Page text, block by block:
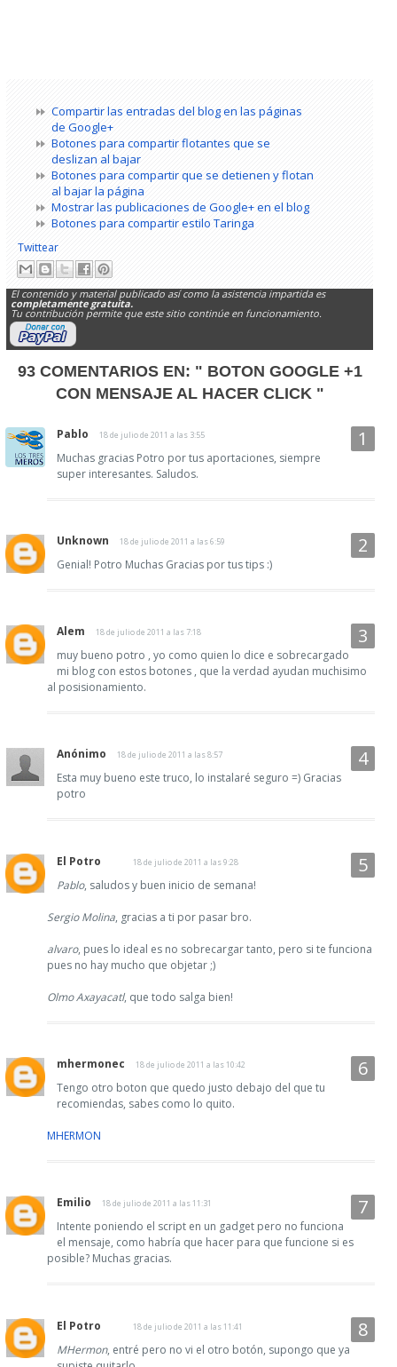
Compartir las entradas del blog en las páginas
de Google+
Botones para compartir flotantes que se
deslizan al bajar
Botones para compartir que se detienen y flotan
al bajar la página
Mostrar las publicaciones de Google+ en el blog
Botones para compartir estilo Taringa
Twittear
El contenido y material publicado así como la asistencia impartida es
completamente gratuita.
Tu contribución permite que este sitio continúe en funcionamiento.
93 COMENTARIOS EN: " BOTON GOOGLE +1
CON MENSAJE AL HACER CLICK "
Pablo 18 de julio de 2011 a las 3:55
Muchas gracias Potro por tus aportaciones, siempre
super interesantes. Saludos.
Unknown 18 de julio de 2011 a las 6:59
Genial! Potro Muchas Gracias por tus tips :)
Alem 18 de julio de 2011 a las 7:18
muy bueno potro , yo como quien lo dice e sobrecargado
mi blog con estos botones , que la verdad ayudan muchisimo
al posisionamiento.
Anónimo 18 de julio de 2011 a las 8:57
Esta muy bueno este truco, lo instalaré seguro =) Gracias
potro
El Potro 18 de julio de 2011 a las 9:28
Pablo, saludos y buen inicio de semana!
Sergio Molina, gracias a ti por pasar bro.
alvaro, pues lo ideal es no sobrecargar tanto, pero si te funciona
pues no hay mucho que objetar ;)
Olmo Axayacatl, que todo salga bien!
mhermonec 18 de julio de 2011 a las 10:42
Tengo otro boton que quedo justo debajo del que tu
recomiendas, sabes como lo quito.
MHERMON
Emilio 18 de julio de 2011 a las 11:31
Intente poniendo el script en un gadget pero no funciona
el mensaje, como habría que hacer para que funcione si es
posible? Muchas gracias.
El Potro 18 de julio de 2011 a las 11:41
MHermon, entré pero no vi el otro botón, supongo que ya